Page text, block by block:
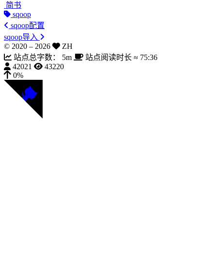
简书
sqoop
sqoop配置
sqoop导入
© 2020 – 2026
ZH
站点总字数：
5m 站点阅读时长 ≈ 75:36
42021
43220
0%